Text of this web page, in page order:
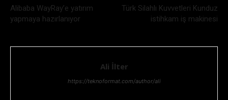
Alibaba WayRay’e yatırım
yapmaya hazırlanıyor
Türk Silahlı Kuvvetleri Kunduz
istihkam iş makinesi
Ali İlter
https://teknoformat.com/author/ali